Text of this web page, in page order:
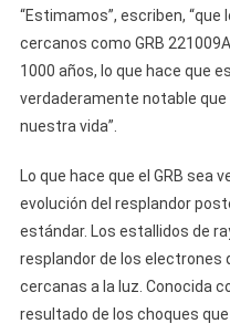
“Estimamos”, escriben,
cercanos como GRB
1000 años, lo que hace que
verdaderamente notable
nuestra vida”.
Lo que hace que el GRB sea
evolución del resplandor
estándar. Los estallidos de
resplandor de los electrones
cercanas a la luz. Conocida
resultado de los choques